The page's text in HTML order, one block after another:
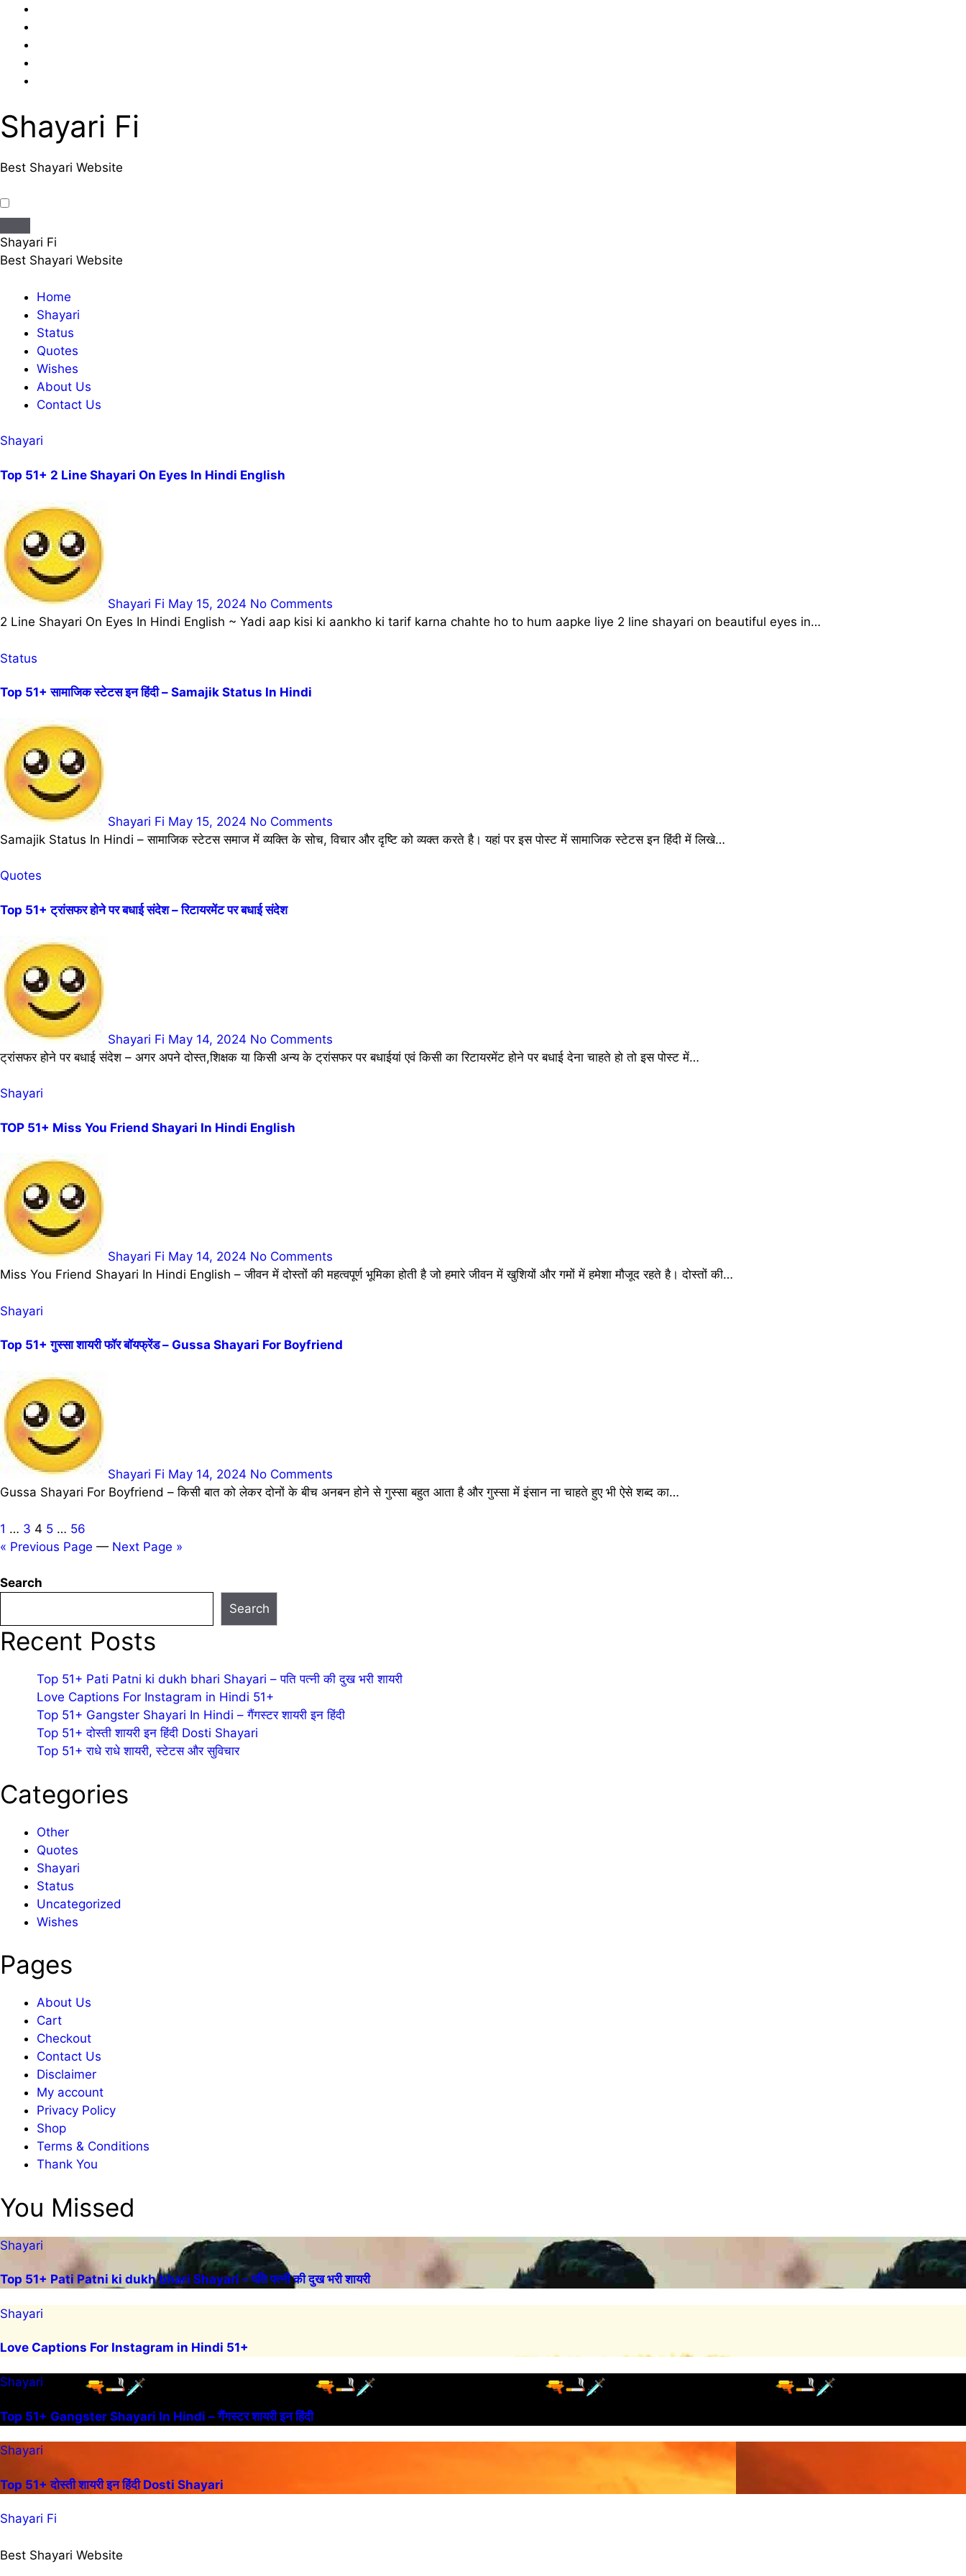
content
Shayari Fi
Best Shayari Website
Shayari Fi
Best Shayari Website
Home
Shayari
Status
Quotes
Wishes
About Us
Contact Us
Shayari
Top 51+ 2 Line Shayari On Eyes In Hindi English
Shayari Fi May 15, 2024 No Comments
2 Line Shayari On Eyes In Hindi English ~ Yadi aap kisi ki aankho ki tarif karna chahte ho to hum aapke liye 2 line shayari on beautiful eyes in…
Status
Top 51+ सामाजिक स्टेटस इन हिंदी – Samajik Status In Hindi
Shayari Fi May 15, 2024 No Comments
Samajik Status In Hindi – सामाजिक स्टेटस समाज में व्यक्ति के सोच, विचार और दृष्टि को व्यक्त करते है। यहां पर इस पोस्ट में सामाजिक स्टेटस इन हिंदी में लिखे…
Quotes
Top 51+ ट्रांसफर होने पर बधाई संदेश – रिटायरमेंट पर बधाई संदेश
Shayari Fi May 14, 2024 No Comments
ट्रांसफर होने पर बधाई संदेश – अगर अपने दोस्त,शिक्षक या किसी अन्य के ट्रांसफर पर बधाईयां एवं किसी का रिटायरमेंट होने पर बधाई देना चाहते हो तो इस पोस्ट में…
Shayari
TOP 51+ Miss You Friend Shayari In Hindi English
Shayari Fi May 14, 2024 No Comments
Miss You Friend Shayari In Hindi English – जीवन में दोस्तों की महत्वपूर्ण भूमिका होती है जो हमारे जीवन में खुशियों और गमों में हमेशा मौजूद रहते है। दोस्तों की…
Shayari
Top 51+ गुस्सा शायरी फॉर बॉयफ्रेंड – Gussa Shayari For Boyfriend
Shayari Fi May 14, 2024 No Comments
Gussa Shayari For Boyfriend – किसी बात को लेकर दोनों के बीच अनबन होने से गुस्सा बहुत आता है और गुस्सा में इंसान ना चाहते हुए भी ऐसे शब्द का…
Posts
pagination
1 … 3 4 5 … 56
« Previous Page — Next Page »
Search
Search
Recent Posts
Top 51+ Pati Patni ki dukh bhari Shayari – पति पत्नी की दुख भरी शायरी
Love Captions For Instagram in Hindi 51+
Top 51+ Gangster Shayari In Hindi – गैंगस्टर शायरी इन हिंदी
Top 51+ दोस्ती शायरी इन हिंदी Dosti Shayari
Top 51+ राधे राधे शायरी, स्टेटस और सुविचार
Categories
Other
Quotes
Shayari
Status
Uncategorized
Wishes
Pages
About Us
Cart
Checkout
Contact Us
Disclaimer
My account
Privacy Policy
Shop
Terms & Conditions
Thank You
You Missed
Shayari
Top 51+ Pati Patni ki dukh bhari Shayari – पति पत्नी की दुख भरी शायरी
Shayari
Love Captions For Instagram in Hindi 51+
Shayari
Top 51+ Gangster Shayari In Hindi – गैंगस्टर शायरी इन हिंदी
Shayari
Top 51+ दोस्ती शायरी इन हिंदी Dosti Shayari
Shayari Fi
Best Shayari Website